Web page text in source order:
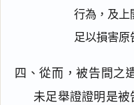
行為，及上
足以損害原
四、從而，被告間之
未足舉證證明是